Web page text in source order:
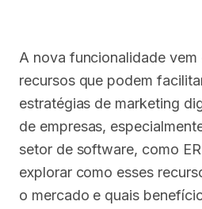
A nova funcionalidade
recursos que podem
estratégias de marketing
de empresas,
setor de software, como
explorar como esses
o mercado e quais